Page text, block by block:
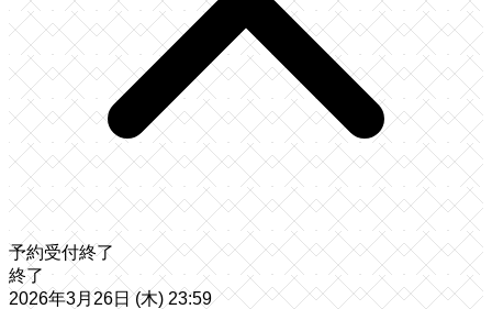
予約受付終了
終了
2026年3月26日 (木) 23:59